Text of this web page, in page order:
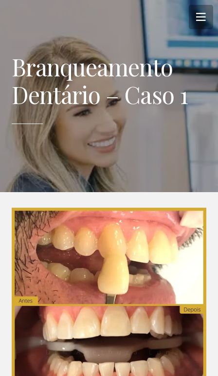
Branqueamento
Dentário – Caso 1